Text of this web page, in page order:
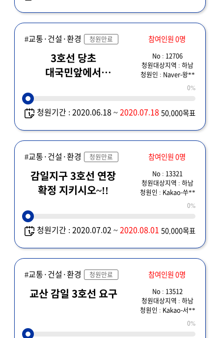
#교통·건설·환경 청원만료 참여인원 0명
3호선 당초
대국민앞에서
No : 12706
청원대상지역 : 하남
청원인 : Naver-왕**
0%
청원기간 : 2020.06.18 ~2020.07.18 50,000목표
#교통·건설·환경 청원만료 참여인원 0명
감일지구 3호선 연장
확정 지키시오~!!
No : 13321
청원대상지역 : 하남
청원인 : Kakao-쑤**
0%
청원기간 : 2020.07.02 ~2020.08.01 50,000목표
#교통·건설·환경 청원만료 참여인원 0명
교산 감일 3호선 요구
No : 13512
청원대상지역 : 하남
청원인 : Kakao-서**
0%